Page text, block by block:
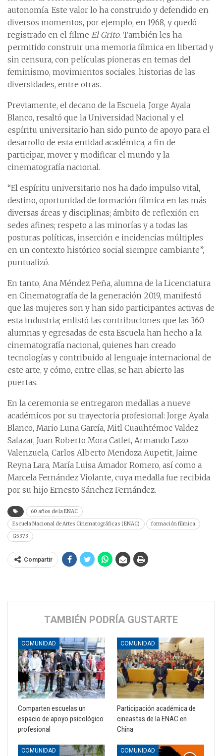
autonomía. Este valor lo ha construido y defendido en
diversos momentos, por ejemplo, en 1968, y quedó
registrado en el filme El Grito. También les ha
permitido construir una memoria fílmica en libertad y
sin censura, con películas pioneras en temas del
feminismo, movimientos sociales, historias de las
diversidades, entre otras.
Previamente, el decano de la Escuela, Jorge Ayala
Blanco, resaltó que la Universidad Nacional y el
espíritu universitario han sido punto de apoyo para el
desarrollo de esta entidad académica, a fin de
participar, mover y modificar el mundo y la
cinematografía nacional.
“El espíritu universitario nos ha dado impulso vital,
destino, oportunidad de formación fílmica en las más
diversas áreas y disciplinas; ámbito de reflexión en
sedes afines; respeto a las minorías y a todas las
posturas políticas, inserción e incidencias múltiples
en un contexto histórico social siempre cambiante”,
puntualizó.
En tanto, Ana Méndez Peña, alumna de la Licenciatura
en Cinematografía de la generación 2019, manifestó
que las mujeres son y han sido participantes activas de
esta industria; enlistó las contribuciones que las 360
alumnas y egresadas de esta Escuela han hecho a la
cinematografía nacional, quienes han creado
tecnologías y contribuido al lenguaje internacional de
este arte, y cómo, entre ellas, se han abierto las
puertas.
En la ceremonia se entregaron medallas a nueve
académicos por su trayectoria profesional: Jorge Ayala
Blanco, Mario Luna García, Mitl Cuauhtémoc Valdez
Salazar, Juan Roberto Mora Catlet, Armando Lazo
Valenzuela, Carlos Alberto Mendoza Aupetit, Jaime
Reyna Lara, María Luisa Amador Romero, así como a
Marcela Fernández Violante, cuya medalla fue recibida
por su hijo Ernesto Sánchez Fernández.
60 años de la ENAC
Escuela Nacional de Artes Cinematográficas (ENAC)
formación fílmica
G5373
Compartir
TAMBIÉN PODRÍA GUSTARTE
COMUNIDAD
Comparten escuelas un
espacio de apoyo psicológico
profesional
COMUNIDAD
Participación académica de
cineastas de la ENAC en
China
COMUNIDAD COMUNIDAD